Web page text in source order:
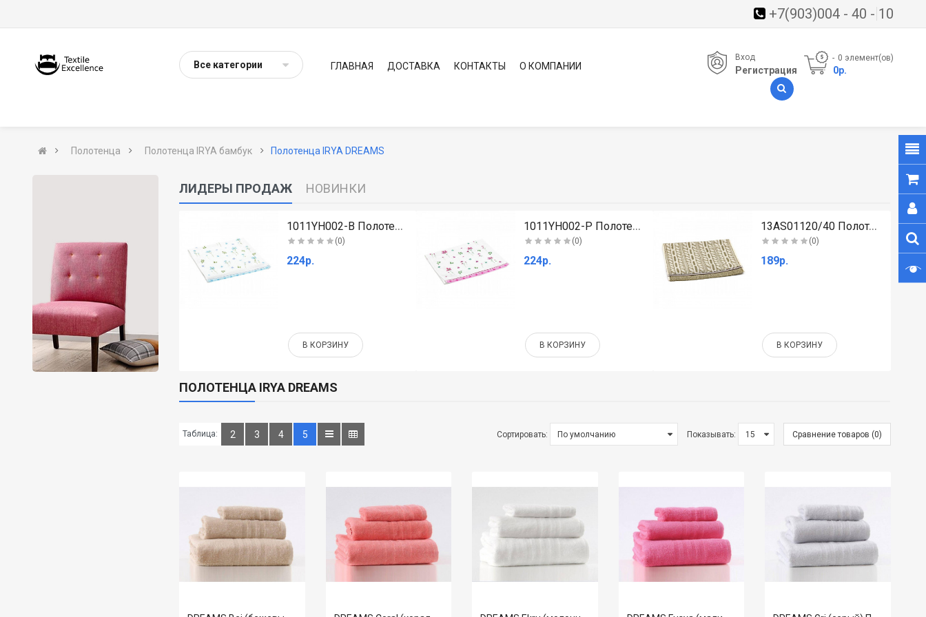
+7(903)004 - 40 - 10
Все категории ГЛАВНАЯ ДОСТАВКА КОНТАКТЫ О КОМПАНИИ
0 элемент(ов)
- 0р.
Вход
Регистрация
Полотенца Полотенца IRYA бамбук Полотенца IRYA DREAMS
ЛИДЕРЫ ПРОДАЖ НОВИНКИ
(0)
192р.
В КОРЗИНУ
1011YH002-B Полотенце махровое (голубое)..
(0)
224р.
В КОРЗИНУ
1011YH002-P Полотенце махровое (розовое)..
(0)
224р.
В КОРЗИНУ
13AS01120/40 Полотенце махровое (зеленое)..
(0)
189р.
В КОРЗИНУ
ПОЛОТЕНЦА IRYA DREAMS
Таблица: 2 3 4 5 Сортировать: Показывать: Сравнение товаров (0)